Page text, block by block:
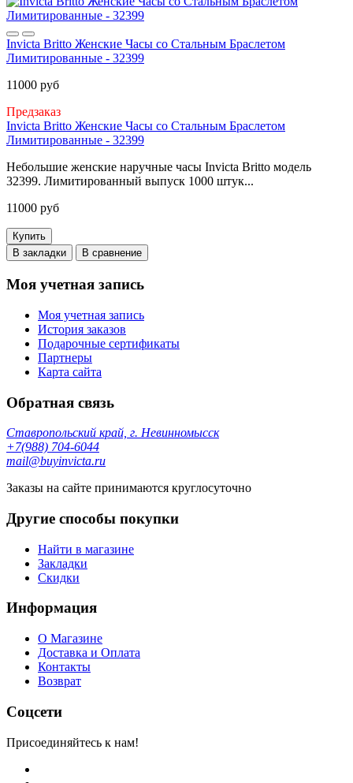
Invicta Britto Женские Часы со Стальным Браслетом
Лимитированные - 32399
11000 руб
Предзаказ
Invicta Britto Женские Часы со Стальным Браслетом
Лимитированные - 32399
Небольшие женские наручные часы Invicta Britto модель
32399. Лимитированный выпуск 1000 штук...
11000 руб
Купить
В закладки
В сравнение
Моя учетная запись
Моя учетная запись
История заказов
Подарочные сертификаты
Партнеры
Карта сайта
Обратная связь
Ставропольский край, г. Невинномысск
+7(988) 704-6044
mail@buyinvicta.ru
Заказы на сайте принимаются круглосуточно
Другие способы покупки
Найти в магазине
Закладки
Скидки
Информация
О Магазине
Доставка и Оплата
Контакты
Возврат
Соцсети
Присоединяйтесь к нам!